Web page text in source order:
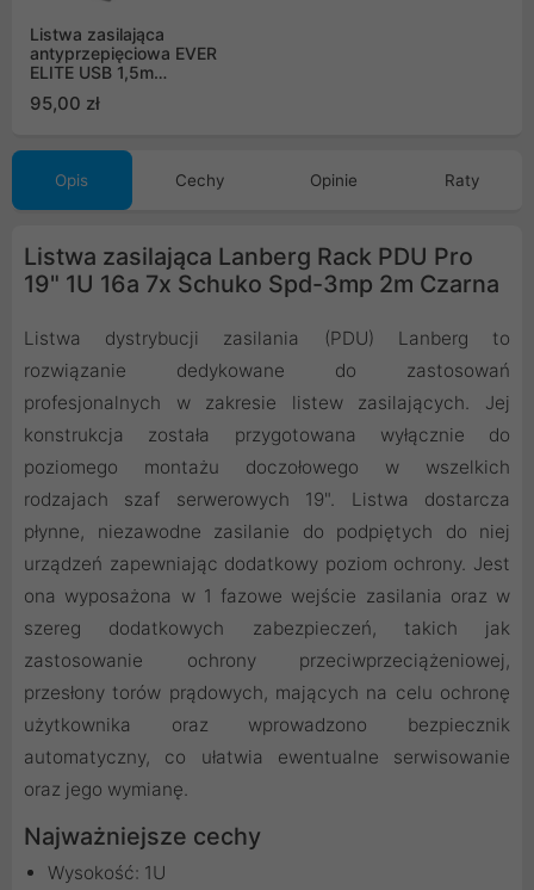
Listwa zasilająca
antyprzepięciowa EVER
ELITE USB 1,5m
(T/LZ11-ELI015/0000)
95,00 zł
Opis Cechy Opinie Raty
Listwa zasilająca Lanberg Rack PDU Pro
19" 1U 16a 7x Schuko Spd-3mp 2m Czarna
Listwa dystrybucji zasilania (PDU) Lanberg to
rozwiązanie dedykowane do zastosowań
profesjonalnych w zakresie listew zasilających. Jej
konstrukcja została przygotowana wyłącznie do
poziomego montażu doczołowego w wszelkich
rodzajach szaf serwerowych 19". Listwa dostarcza
płynne, niezawodne zasilanie do podpiętych do niej
urządzeń zapewniając dodatkowy poziom ochrony. Jest
ona wyposażona w 1 fazowe wejście zasilania oraz w
szereg dodatkowych zabezpieczeń, takich jak
zastosowanie ochrony przeciwprzeciążeniowej,
przesłony torów prądowych, mających na celu ochronę
użytkownika oraz wprowadzono bezpiecznik
automatyczny, co ułatwia ewentualne serwisowanie
oraz jego wymianę.
Najważniejsze cechy
Wysokość: 1U